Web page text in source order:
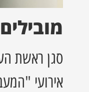
סגן ראשת
אירועי